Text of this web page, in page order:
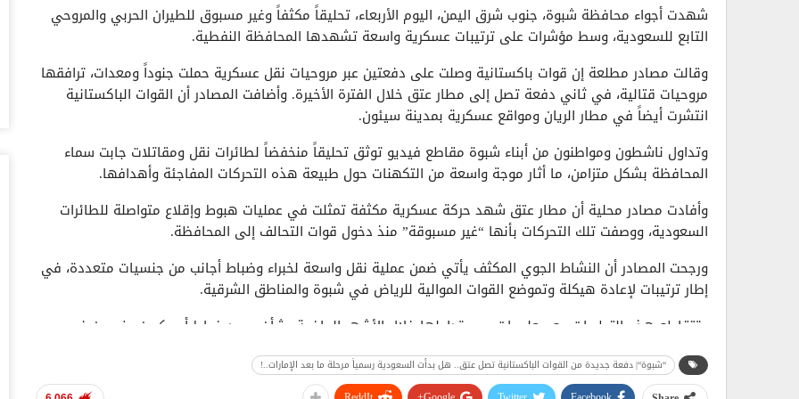
شهدت أجواء محافظة شبوة، جنوب شرق اليمن، اليوم الأربعاء، تحليقاً مكثفاً وغير مسبوق للطيران الحربي والمروحي
التابع للسعودية، وسط مؤشرات على ترتيبات عسكرية واسعة تشهدها المحافظة النفطية.
وقالت مصادر مطلعة إن قوات باكستانية وصلت على دفعتين عبر مروحيات نقل عسكرية حملت جنوداً ومعدات، ترافقها
مروحيات قتالية، في ثاني دفعة تصل إلى مطار عتق خلال الفترة الأخيرة. وأضافت المصادر أن القوات الباكستانية
انتشرت أيضاً في مطار الريان ومواقع عسكرية بمدينة سيئون.
وتداول ناشطون ومواطنون من أبناء شبوة مقاطع فيديو توثق تحليقاً منخفضاً لطائرات نقل ومقاتلات جابت سماء
المحافظة بشكل متزامن، ما أثار موجة واسعة من التكهنات حول طبيعة هذه التحركات المفاجئة وأهدافها.
وأفادت مصادر محلية أن مطار عتق شهد حركة عسكرية مكثفة تمثلت في عمليات هبوط وإقلاع متواصلة للطائرات
السعودية، ووصفت تلك التحركات بأنها “غير مسبوقة” منذ دخول قوات التحالف إلى المحافظة.
ورجحت المصادر أن النشاط الجوي المكثف يأتي ضمن عملية نقل واسعة لخبراء وضباط أجانب من جنسيات متعددة، في
إطار ترتيبات لإعادة هيكلة وتموضع القوات الموالية للرياض في شبوة والمناطق الشرقية.
وتتقاطع هذه التطورات مع معلومات جرى تداولها خلال الأشهر الماضية بشأن وجود ضباط أمريكيين وغربيين في
ويرى مراقبون أن التحركات العسكرية المتسارعة تعكس مساعي الرياض لتعزيز نفوذها المباشر في شرق وجنوب اليمن،
“شبوة“| دفعة جديدة من القوات الباكستانية تصل عتق.. هل بدأت السعودية رسمياً مرحلة ما بعد الإمارات..!